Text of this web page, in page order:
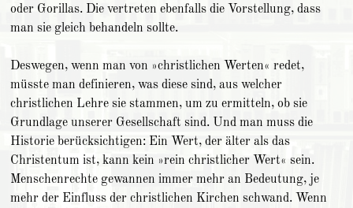
oder Gorillas. Die vertreten ebenfalls die Vorstellung, dass
man sie gleich behandeln sollte.
Deswegen, wenn man von »christlichen Werten« redet,
müsste man definieren, was diese sind, aus welcher
christlichen Lehre sie stammen, um zu ermitteln, ob sie
Grundlage unserer Gesellschaft sind. Und man muss die
Historie berücksichtigen: Ein Wert, der älter als das
Christentum ist, kann kein »rein christlicher Wert« sein.
Menschenrechte gewannen immer mehr an Bedeutung, je
mehr der Einfluss der christlichen Kirchen schwand. Wenn